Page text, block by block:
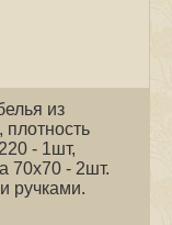
из
- 1шт,
70х70 - 2шт.
ручками.